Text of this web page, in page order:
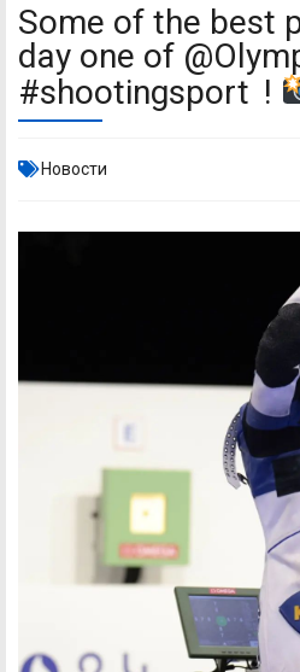
Some of the best
day one of
#shootingsport !
Новости